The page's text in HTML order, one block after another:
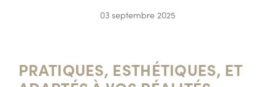
03 septembre 2025
PRATIQUES, ESTHÉTIQUES, ET